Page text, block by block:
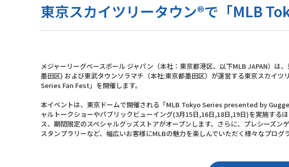
東京スカイツリータウン®で「MLB
メジャーリーグベースボール ジャパン（本社：東京都港区、以下MLB JAPAN）
墨田区) および東武タウンソラマチ（本社:東京都墨田区）が運営する東京スカイ
Series Fan Fest」を開催します。
本イベントは、東京ドームで開催される「MLB Tokyo Series presented by
ャルトークショーやパブリックビューイング(3月15日,16日,18日,19日)を実施す
ス、期間限定のスペシャルグッズストアがオープンします。さらに、プレシーズ
スタンプラリーなど、幅広いお客様にMLBの魅力を楽しんでいただく様々なプログ